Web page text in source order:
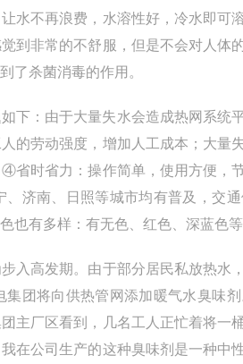
水不再浪费，水溶性好，冷水即可
到非常的不舒服，但是不会对人体
了杀菌消毒的作用。
下：由于大量失水会造成热网系统
的劳动强度，增加人工成本；大量
省时省力：操作简单，使用方便
济南、日照等城市均有普及，交
也有多样：有无色、红色、深蓝色等
高发期。由于部分居民私放热水
团将向供热管网添加暖气水臭味
主厂区看到，几名工人正忙着将一
在公司生产的这种臭味剂是一种中